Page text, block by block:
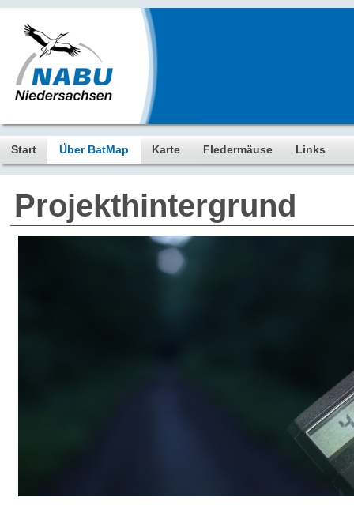
Start Über BatMap Karte Fledermäuse Links
Projekthintergrund